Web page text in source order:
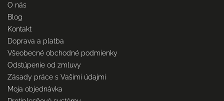
O nás
Blog
Kontakt
Doprava a platba
Všeobecné obchodné podmienky
Odstúpenie od zmluvy
Zásady práce s Vašimi údajmi
Moja objednávka